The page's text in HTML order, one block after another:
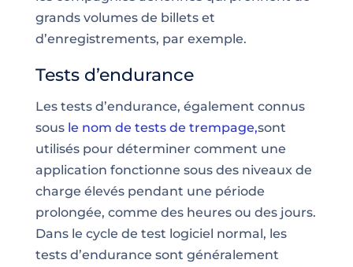
grands volumes de billets et
d’enregistrements, par exemple.
Tests d’endurance
Les tests d’endurance, également connus
sous le nom de tests de trempage,sont
utilisés pour déterminer comment une
application fonctionne sous des niveaux de
charge élevés pendant une période
prolongée, comme des heures ou des jours.
Dans le cycle de test logiciel normal, les
tests d’endurance sont généralement